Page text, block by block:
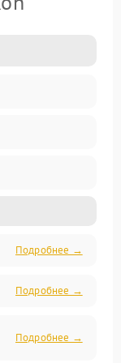
Подробнее →
Подробнее →
Подробнее →